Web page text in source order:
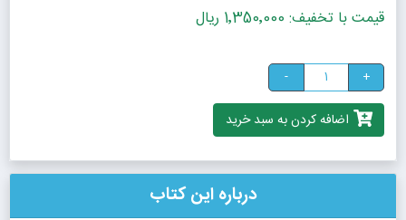
قیمت با تخفیف: 1٬350٬000 ریال
+
-
اضافه کردن به سبد خرید
درباره این کتاب